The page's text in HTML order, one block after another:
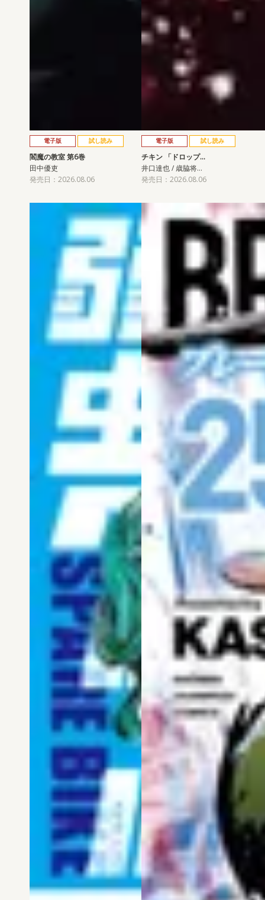
電子版 試し読み
閻魔の教室 第6巻
田中優吏
発売日：2026.08.06
電子版 試し読み
チキン 「ドロップ…
井口達也 / 歳脇将…
発売日：2026.08.06